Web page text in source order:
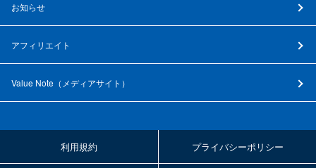
お知らせ
アフィリエイト
Value Note（ メディアサイト ）
利用規約 プライバシーポリシー